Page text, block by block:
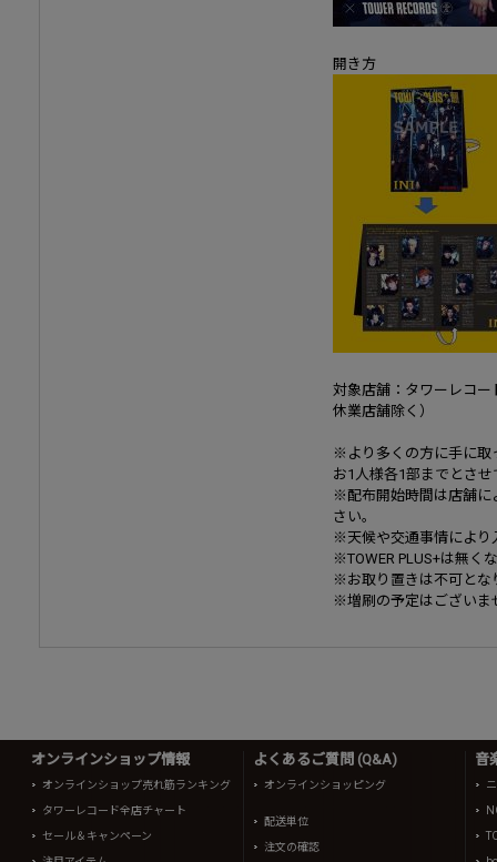
開き方
対象店舗：タワーレコ
休業店舗除く）
※より多くの方に手に取
お1人様各1部までとさ
※配布開始時間は店舗に
さい。
※天候や交通事情により
※TOWER PLUS+は無く
※お取り置きは不可とな
※増刷の予定はございま
オンラインショップ情報
オンラインショップ売れ筋ランキング
タワーレコード全店チャート
セール＆キャンペーン
よくあるご質問 (Q&A)
オンラインショッピング
配送単位
注文の確認
音